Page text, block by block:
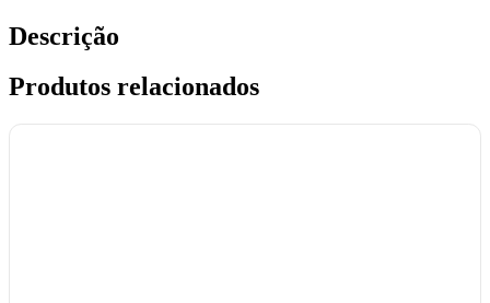
Descrição
Produtos relacionados